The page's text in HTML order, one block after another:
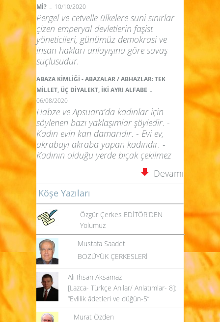
Mİ? - 10/10/2020
Pergel ve cetvelle ülkelere suni sınırlar
çizen emperyal devletlerin faşist
yöneticileri, günümüz demokrasi ve
insan hakları anlayışına göre savaş
suçlusudur.
ABAZA KİMLİĞİ - ABAZALAR / ABHAZLAR: TEK
MİLLET, ÜÇ DİYALEKT, İKİ AYRI ALFABE -
06/08/2020
Habze ve Apsuara’da kadınlar için
söylenen bazı yaklaşımlar şöyledir. -
Kadın evin kan damarıdır. - Evi ev,
akrabayı akraba yapan kadındır. -
Kadının olduğu yerde bıçak çekilmez
Devamı
Köşe Yazıları
Özgür Çerkes EDİTÖR'DEN
Yolumuz
Mustafa Saadet
BOZÜYÜK ÇERKESLERİ
Ali İhsan Aksamaz
[Lazca- Türkçe Anılar/ Anlatımlar- 8]:
“Evlilik âdetleri ve düğün-5”
Murat Özden